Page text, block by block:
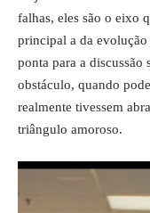
falhas, eles são o eixo
principal a da evolução
ponta para a discussão
obstáculo, quando
realmente tivessem
triângulo amoroso.